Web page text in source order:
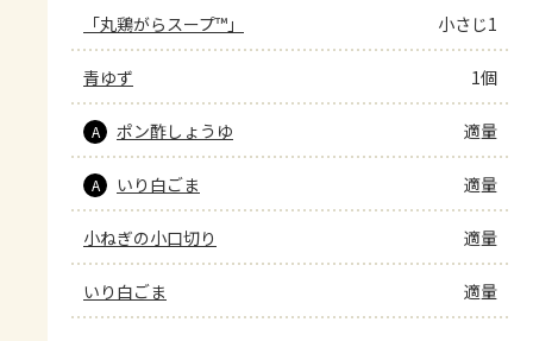
「丸鶏がらスープ™」 小さじ1
青ゆず 1個
A ポン酢しょうゆ 適量
A いり白ごま 適量
小ねぎの小口切り 適量
いり白ごま 適量